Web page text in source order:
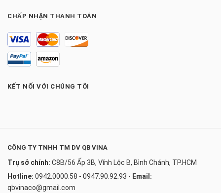
CHẤP NHẬN THANH TOÁN
KẾT NỐI VỚI CHÚNG TÔI
CÔNG TY TNHH TM DV QB VINA
Trụ sở chính: C8B/56 Ấp 3B, Vĩnh Lộc B, Bình Chánh, TP.HCM
Hotline: 0942.0000.58 - 0947.90.92.93 - Email:
qbvinaco@gmail.com